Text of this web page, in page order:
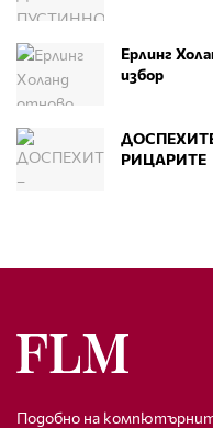
Ерлинг
избор
РИЦАРИТЕ
Подобно на